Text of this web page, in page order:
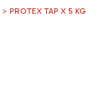
> PROTEX TAP X 5 KG